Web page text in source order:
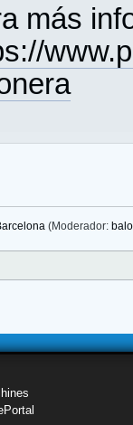
más
(Moderador: